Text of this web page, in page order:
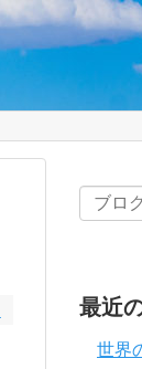
最近
世界